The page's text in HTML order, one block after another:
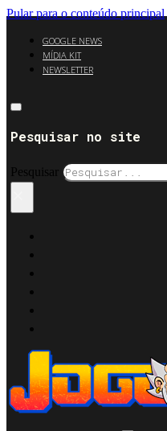
Pular para o conteúdo principal
GOOGLE NEWS
MÍDIA KIT
NEWSLETTER
Pesquisar no site
Pesquisar